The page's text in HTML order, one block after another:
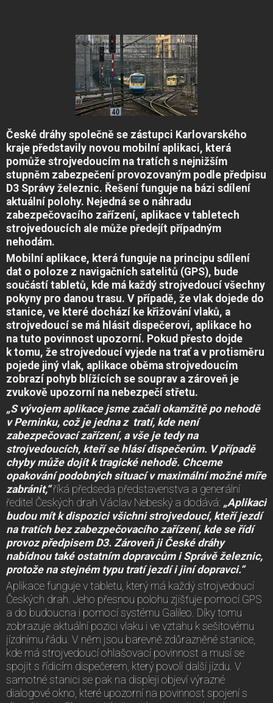
České dráhy společně se zástupci Karlovarského
kraje představily novou mobilní aplikaci, která
pomůže strojvedoucím na tratích s nejnižším
stupněm zabezpečení provozovaným podle předpisu
D3 Správy železnic. Řešení funguje na bázi sdílení
aktuální polohy. Nejedná se o náhradu
zabezpečovacího zařízení, aplikace v tabletech
strojvedoucích ale může předejít případným
nehodám.
Mobilní aplikace, která funguje na principu sdílení
dat o poloze z navigačních satelitů (GPS), bude
součástí tabletů, kde má každý strojvedoucí všechny
pokyny pro danou trasu. V případě, že vlak dojede do
stanice, ve které dochází ke křižování vlaků, a
strojvedoucí se má hlásit dispečerovi, aplikace ho
na tuto povinnost upozorní. Pokud přesto dojde
k tomu, že strojvedoucí vyjede na trať a v protisměru
pojede jiný vlak, aplikace oběma strojvedoucím
zobrazí pohyb blížících se souprav a zároveň je
zvukově upozorní na nebezpečí střetu.
„S vývojem aplikace jsme začali okamžitě po nehodě
v Perninku, což je jedna z tratí, kde není
zabezpečovací zařízení, a vše je tedy na
strojvedoucích, kteří se hlásí dispečerům. V případě
chyby může dojít k tragické nehodě. Chceme
opakování podobných situací v maximální možné míře
zabránit,“říká předseda představenstva a generální
ředitel Českých drah Václav Nebeský a dodává: „Aplikaci
budou mít k dispozici všichni strojvedoucí, kteří jezdí
na tratích bez zabezpečovacího zařízení, kde se řídí
provoz předpisem D3. Zároveň ji České dráhy
nabídnou také ostatním dopravcům i Správě železnic,
protože na stejném typu tratí jezdí i jiní dopravci.“
Aplikace funguje v tabletu, který má každý strojvedoucí
Českých drah. Jeho přesnou polohu zjišťuje pomocí GPS
a do budoucna i pomocí systému Galileo. Díky tomu
zobrazuje aktuální pozici vlaku i ve vztahu k sešitovému
jízdnímu řádu. V něm jsou barevně zdůrazněné stanice,
kde má strojvedoucí ohlašovací povinnost a musí se
spojit s řídicím dispečerem, který povolí další jízdu. V
samotné stanici se pak na displeji objeví výrazné
dialogové okno, které upozorní na povinnost spojení s